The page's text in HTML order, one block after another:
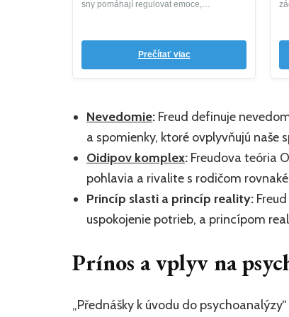
sny pomáhají regulovat emoce,
Prečítať viac
Nevedomie: Freud definuje
a spomienky, ktoré ovplyvňujú naše
Oidipov komplex: Freudova teória
pohlavia a rivalite s rodičom
Princíp slasti a princíp reality:
uspokojenie potrieb, a princípom
Prínos a vplyv na
„Přednášky k úvodu do